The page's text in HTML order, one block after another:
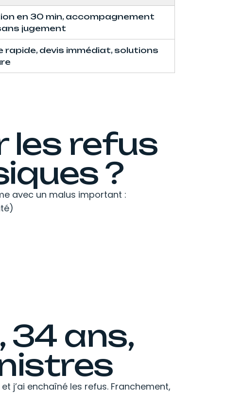
en 30 min, accompagnement
jugement
rapide, devis immédiat, solutions
les refus
?
avec un malus important :
34 ans,
j’ai enchaîné les refus. Franchement,